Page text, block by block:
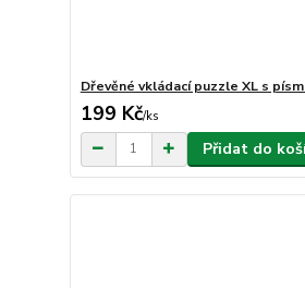
Dřevěné vkládací puzzle XL s
199 Kč/ks
Přidat do